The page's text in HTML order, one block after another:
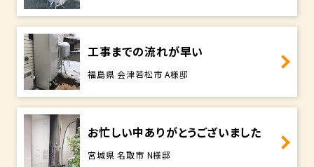
工事までの流れが早い
福島県 会津若松市 A様邸
お忙しい中ありがとうございました
宮城県 名取市 N様邸